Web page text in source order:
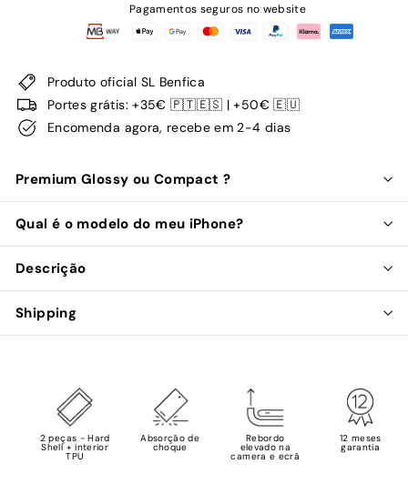
Pagamentos seguros no website
Produto oficial SL Benfica
Portes grátis: +35€ 🇵🇹🇪🇸 | +50€ 🇪🇺
Encomenda agora, recebe em 2-4 dias
Premium Glossy ou Compact ?
Qual é o modelo do meu iPhone?
Descrição
Shipping
2 peças - Hard
Shell + interior
TPU
Absorção de
choque
Rebordo
elevado na
camera e ecrã
12 meses
garantia